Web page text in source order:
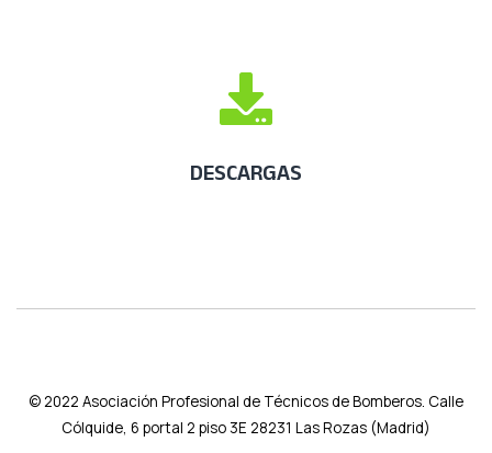
DESCARGAS
© 2022 Asociación Profesional de Técnicos de Bomberos. Calle
Cólquide, 6 portal 2 piso 3E 28231 Las Rozas (Madrid)